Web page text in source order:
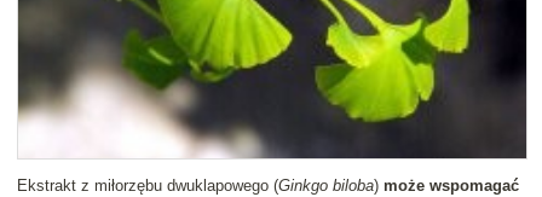
Ekstrakt z miłorzębu dwuklapowego (Ginkgo biloba) może wspomagać